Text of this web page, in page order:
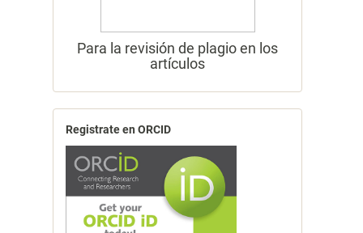
Para la revisión de plagio en los
artículos
Registrate en ORCID